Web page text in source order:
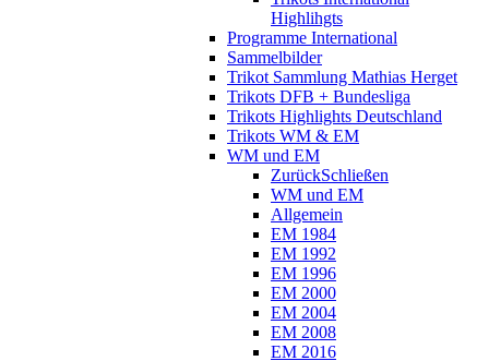
Highlihgts
Programme International
Sammelbilder
Trikot Sammlung Mathias Herget
Trikots DFB + Bundesliga
Trikots Highlights Deutschland
Trikots WM & EM
WM und EM
ZurückSchließen
WM und EM
Allgemein
EM 1984
EM 1992
EM 1996
EM 2000
EM 2004
EM 2008
EM 2016